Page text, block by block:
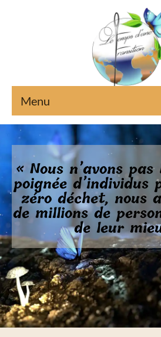
Menu
« Nous n’avons pas
poignée
zéro déchet, nous
de millions de
de leur